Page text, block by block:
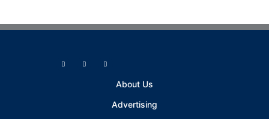
About Us
Advertising